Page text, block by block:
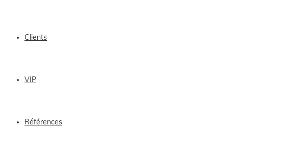
Clients
VIP
Références